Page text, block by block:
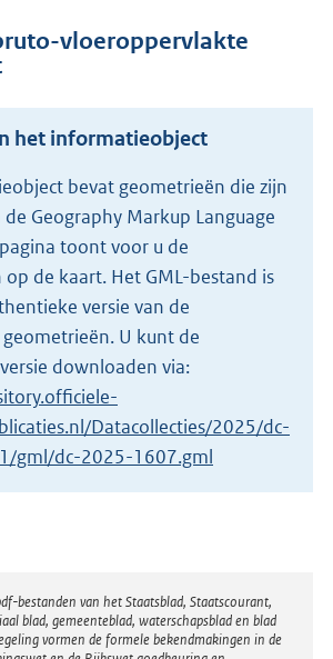
n
o
t
t
e
:
2
K
b
vloeroppervlakte
het informatieobject
bevat geometrieën die zijn
Geography Markup Language
toont voor u de
de kaart. Het GML-bestand is
versie van de
U kunt de
downloaden via:
Datacollecties/2025/dc-
gml/dc-2025-1607.gml
bestanden van het Staatsblad, Staatscourant,
blad, gemeenteblad, waterschapsblad en blad
vormen de formele bekendmakingen in de